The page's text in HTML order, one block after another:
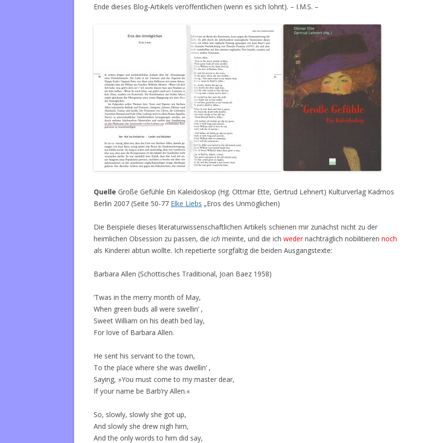
Ende dieses Blog-Artikels veröffentlichen (wenn es sich lohnt). – I.M.S. –
Quelle Große Gefühle Ein Kaleidoskop (Hg. Ottmar Ette, Gertrud Lehnert) Kulturverlag Kadmos
Berlin 2007 (Seite 50-77 Elke Liebs „Eros des Unmöglichen)
Die Beispiele dieses literaturwissenschaftlichen Artikels schienen mir zunächst nicht zu der
heimlichen Obsession zu passen, die ich meinte, und die ich wedernachträglich nobilitieren noch
als Kinderei abtun wollte. Ich repetierte sorgfältig die beiden Ausgangstexte:
Barbara Allen (Schottisches Traditional, Joan Baez 1958)
’Twas in the merry month of May,
When green buds all were swellin’ ,
Sweet William on his death bed lay,
For love of Barbara Allen.
He sent his servant to the town,
To the place where she was dwellin‘ ,
Saying, »You must come to my master dear,
If your name be Barb’ry Allen.«
So, slowly, slowly she got up,
And slowly she drew nigh him,
And the only words to him did say,